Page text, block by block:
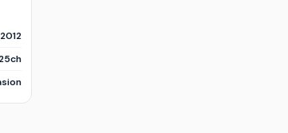
2012